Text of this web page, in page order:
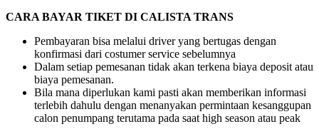
CARA BAYAR TIKET DI CALISTA TRANS
Pembayaran bisa melalui driver yang bertugas dengan
konfirmasi dari costumer service sebelumnya
Dalam setiap pemesanan tidak akan terkena biaya deposit atau
biaya pemesanan.
Bila mana diperlukan kami pasti akan memberikan informasi
terlebih dahulu dengan menanyakan permintaan kesanggupan
calon penumpang terutama pada saat high season atau peak